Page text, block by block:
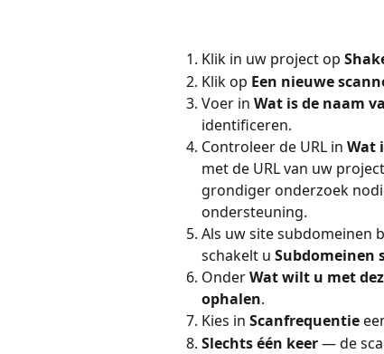
Klik in uw project op
Klik op Een nieuwe
Voer in Wat is de naam
identificeren.
Controleer de URL in Wat
met de URL van uw
grondiger onderzoek
ondersteuning.
Als uw site subdomeinen
schakelt u Subdomeinen
Onder Wat wilt u met
ophalen.
Kies in Scanfrequentie
Slechts één keer — de